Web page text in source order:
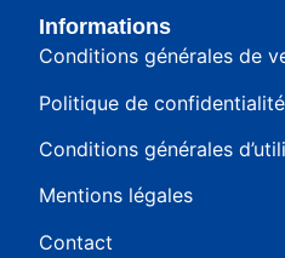
Informations
Conditions générales de
Politique de confidentialité
Conditions générales
Mentions légales
Contact